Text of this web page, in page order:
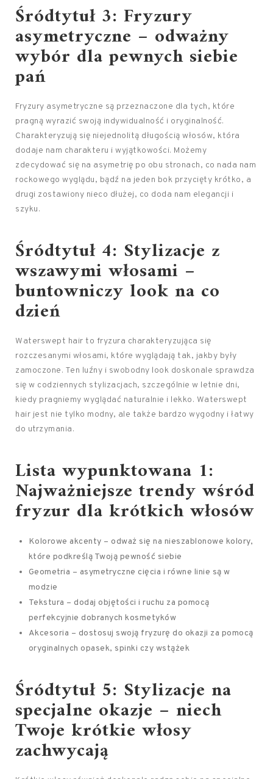
Śródtytuł 3: Fryzury
asymetryczne – odważny
wybór dla pewnych siebie
pań
Fryzury asymetryczne są przeznaczone dla tych, które
pragną wyrazić swoją indywidualność i oryginalność.
Charakteryzują się niejednolitą długością włosów, która
dodaje nam charakteru i wyjątkowości. Możemy
zdecydować się na asymetrię po obu stronach, co nada nam
rockowego wyglądu, bądź na jeden bok przycięty krótko, a
drugi zostawiony nieco dłużej, co doda nam elegancji i
szyku.
Śródtytuł 4: Stylizacje z
wszawymi włosami –
buntowniczy look na co
dzień
Waterswept hair to fryzura charakteryzująca się
rozczesanymi włosami, które wyglądają tak, jakby były
zamoczone. Ten luźny i swobodny look doskonale sprawdza
się w codziennych stylizacjach, szczególnie w letnie dni,
kiedy pragniemy wyglądać naturalnie i lekko. Waterswept
hair jest nie tylko modny, ale także bardzo wygodny i łatwy
do utrzymania.
Lista wypunktowana 1:
Najważniejsze trendy wśród
fryzur dla krótkich włosów
Kolorowe akcenty – odważ się na nieszablonowe kolory,
które podkreślą Twoją pewność siebie
Geometria – asymetryczne cięcia i równe linie są w
modzie
Tekstura – dodaj objętości i ruchu za pomocą
perfekcyjnie dobranych kosmetyków
Akcesoria – dostosuj swoją fryzurę do okazji za pomocą
oryginalnych opasek, spinki czy wstążek
Śródtytuł 5: Stylizacje na
specjalne okazje – niech
Twoje krótkie włosy
zachwycają